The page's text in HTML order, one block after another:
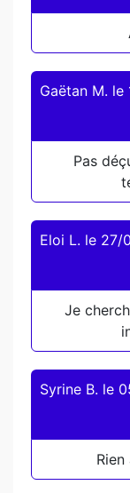
Gaëtan M. le
Pas
Eloi L. le 27/
Je
Syrine B. le